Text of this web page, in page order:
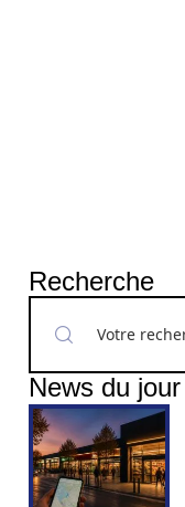
Recherche
News du jour